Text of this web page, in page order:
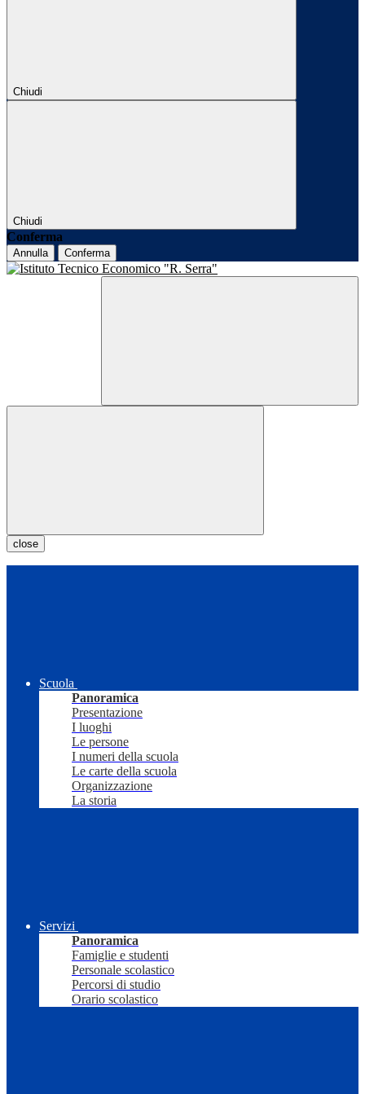
Chiudi
Chiudi
Conferma
Annulla Conferma
close
Scuola
Panoramica
Presentazione
I luoghi
Le persone
I numeri della scuola
Le carte della scuola
Organizzazione
La storia
Servizi
Panoramica
Famiglie e studenti
Personale scolastico
Percorsi di studio
Orario scolastico